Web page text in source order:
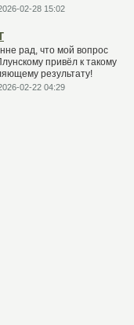
02-28 15:02
рад, что мой вопрос
привёл к такому
результату!
02-22 04:29